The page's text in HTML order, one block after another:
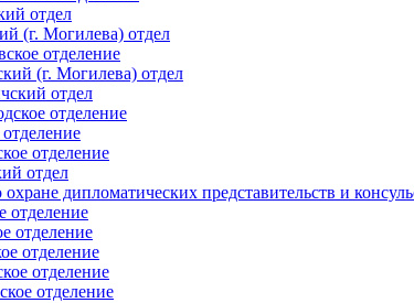
отдел
(г. Могилева) отдел
отделение
(г. Могилева) отдел
отдел
отделение
отделение
отделение
отдел
дипломатических представительств и
отделение
отделение
отделение
отделение
отделение